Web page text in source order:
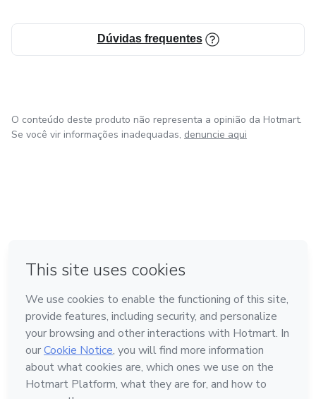
Dúvidas frequentes
O conteúdo deste produto não representa a opinião da Hotmart.
Se você vir informações inadequadas, denuncie aqui
Feito com ❤ na Cidade do México
Conheça a Hotmart
Idioma